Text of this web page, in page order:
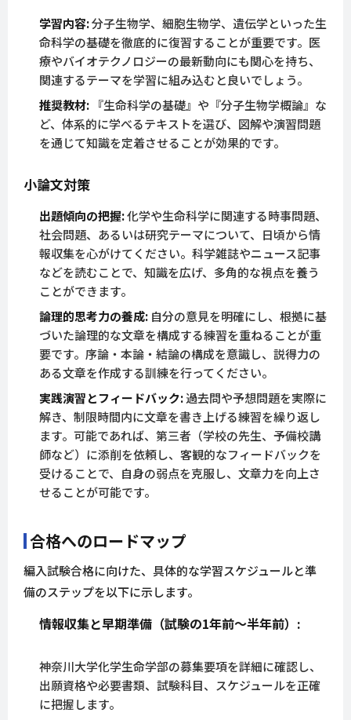
学習内容:分子生物学、細胞生物学、遺伝学といった生
命科学の基礎を徹底的に復習することが重要です。医
療やバイオテクノロジーの最新動向にも関心を持ち、
関連するテーマを学習に組み込むと良いでしょう。
推奨教材: 『生命科学の基礎』や『分子生物学概論』な
ど、体系的に学べるテキストを選び、図解や演習問題
を通じて知識を定着させることが効果的です。
小論文対策
出題傾向の把握:化学や生命科学に関連する時事問題、
社会問題、あるいは研究テーマについて、日頃から情
報収集を心がけてください。科学雑誌やニュース記事
などを読むことで、知識を広げ、多角的な視点を養う
ことができます。
論理的思考力の養成: 自分の意見を明確にし、根拠に基
づいた論理的な文章を構成する練習を重ねることが重
要です。序論・本論・結論の構成を意識し、説得力の
ある文章を作成する訓練を行ってください。
実践演習とフィードバック:過去問や予想問題を実際に
解き、制限時間内に文章を書き上げる練習を繰り返し
ます。可能であれば、第三者（学校の先生、予備校講
師など）に添削を依頼し、客観的なフィードバックを
受けることで、自身の弱点を克服し、文章力を向上さ
せることが可能です。
合格へのロードマップ
編入試験合格に向けた、具体的な学習スケジュールと準
備のステップを以下に示します。
情報収集と早期準備（試験の1年前～半年前）:
神奈川大学化学生命学部の募集要項を詳細に確認し、
出願資格や必要書類、試験科目、スケジュールを正確
に把握します。